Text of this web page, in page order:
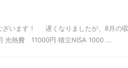
ざいます！ 遅くなりましたが、8月の収
光熱費 11000円 積立NISA 1000 ...